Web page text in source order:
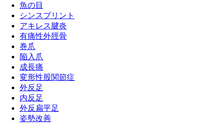
魚の目
シンスプリント
アキレス腱炎
有痛性外脛骨
巻爪
陥入爪
成長痛
変形性股関節症
外反足
内反足
外反扁平足
姿勢改善